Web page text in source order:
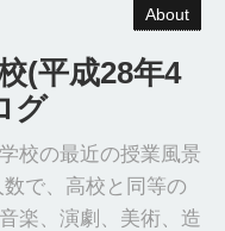
About
(平成28年4
グ
校の最近の授業風景
で、高校と同等の
楽、演劇、美術、造